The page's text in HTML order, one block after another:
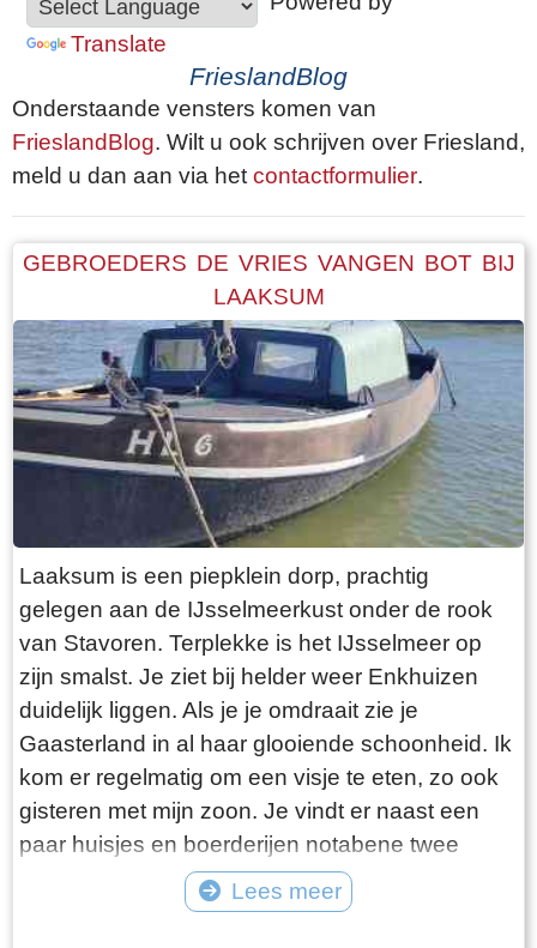
Translate
FrieslandBlog
Onderstaande vensters komen van
FrieslandBlog. Wilt u ook schrijven over Friesland,
meld u dan aan via het contactformulier.
GEBROEDERS DE VRIES VANGEN BOT BIJ
LAAKSUM
Laaksum is een piepklein dorp, prachtig
gelegen aan de IJsselmeerkust onder de rook
van Stavoren. Terplekke is het IJsselmeer op
zijn smalst. Je ziet bij helder weer Enkhuizen
duidelijk liggen. Als je je omdraait zie je
Gaasterland in al haar glooiende schoonheid. Ik
kom er regelmatig om een visje te eten, zo ook
gisteren met mijn zoon. Je vindt er naast een
paar huisjes en boerderijen notabene twee
visrestaurants op steenworp afstand van elkaar.
Er schijnt het jaar rond voldoende klandizie te
Lees meer